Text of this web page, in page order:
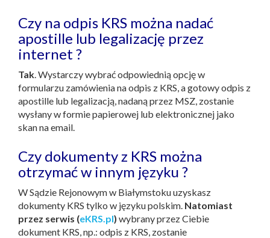
Czy na odpis KRS można nadać
apostille lub legalizację przez
internet ?
Tak. Wystarczy wybrać odpowiednią opcję w
formularzu zamówienia na odpis z KRS, a gotowy odpis z
apostille lub legalizacją, nadaną przez MSZ, zostanie
wysłany w formie papierowej lub elektronicznej jako
skan na email.
Czy dokumenty z KRS można
otrzymać w innym języku ?
W Sądzie Rejonowym w Białymstoku uzyskasz
dokumenty KRS tylko w języku polskim. Natomiast
przez serwis (eKRS.pl) wybrany przez Ciebie
dokument KRS, np.: odpis z KRS, zostanie